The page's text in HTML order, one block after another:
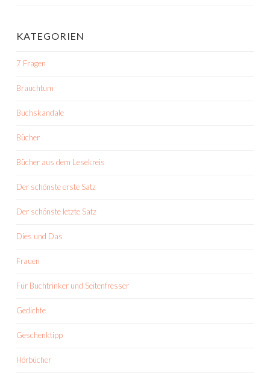
KATEGORIEN
7 Fragen
Brauchtum
Buchskandale
Bücher
Bücher aus dem Lesekreis
Der schönste erste Satz
Der schönste letzte Satz
Dies und Das
Frauen
Für Buchtrinker und Seitenfresser
Gedichte
Geschenktipp
Hörbücher